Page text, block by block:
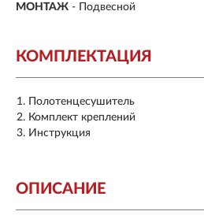
МОНТАЖ - Подвесной
КОМПЛЕКТАЦИЯ
Полотенцесушитель
Комплект креплений
Инструкция
ОПИСАНИЕ